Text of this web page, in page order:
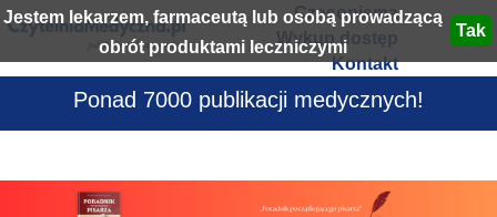
Jestem lekarzem, farmaceutą lub osobą prowadzącą
obrót produktami leczniczymi
Czasopisma
Wykup dostęp
Kontakt
Ponad 7000 publikacji medycznych!